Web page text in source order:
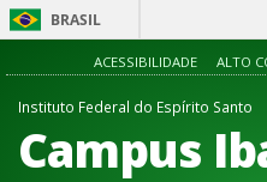
BRASIL
ACESSIBILIDADE ALTO
Instituto Federal do Espírito Santo
Campus